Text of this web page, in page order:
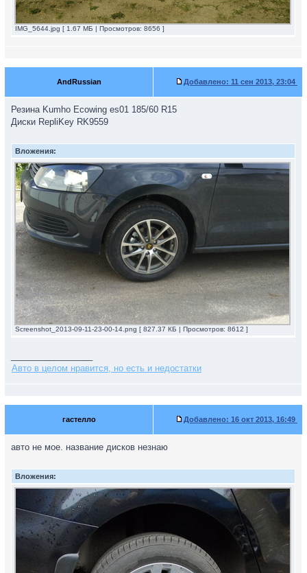
IMG_5644.jpg [ 1.67 МБ | Просмотров: 8656 ]
AndRussian Добавлено: 11 сен 2013, 23:04
Резина Kumho Ecowing es01 185/60 R15
Диски RepliKey RK9559
Вложения:
Screenshot_2013-09-11-23-00-14.png [ 827.37 КБ | Просмотров: 8612 ]
Авто в целом нравится, но есть и недостатки
гастелло Добавлено: 16 окт 2013, 16:49
авто не мое. название дисков незнаю
Вложения: